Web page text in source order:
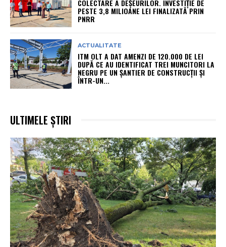
COLECTARE A DEȘEURILOR. INVESTIȚIE DE
PESTE 3,8 MILIOANE LEI FINALIZATĂ PRIN
PNRR
ACTUALITATE
ITM OLT A DAT AMENZI DE 120.000 DE LEI
DUPĂ CE AU IDENTIFICAT TREI MUNCITORI LA
NEGRU PE UN ȘANTIER DE CONSTRUCȚII ȘI
ÎNTR-UN...
ULTIMELE ȘTIRI